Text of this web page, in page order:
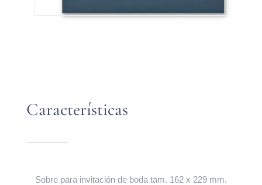
Características
Sobre para invitación de boda tam. 162 x 229 mm.